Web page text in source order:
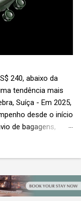
240, abaixo da
tendência mais
Suíça - Em 2025,
desde o início
de bagagens,
edição anual
indústria. (© SITA)